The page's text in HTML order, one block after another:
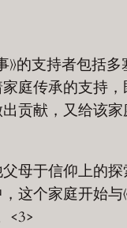
》的支持者包括多
庭传承的支持，
贡献，又给该家
母于信仰上的探
这个家庭开始与
<3>